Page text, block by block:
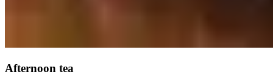
Afternoon tea